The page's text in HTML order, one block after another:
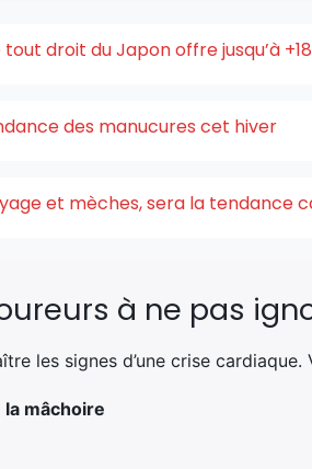
droit du Japon offre jusqu’à
des manucures cet hiver
et mèches, sera la tendance
à ne pas
les signes d’une crise
la mâchoire